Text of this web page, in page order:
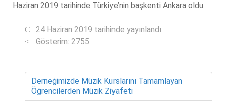
Haziran 2019 tarihinde Türkiye’nin başkenti Ankara oldu.
24 Haziran 2019 tarihinde yayınlandı.
Gösterim: 2755
Derneğimizde Müzik Kurslarını Tamamlayan
Öğrencilerden Müzik Ziyafeti